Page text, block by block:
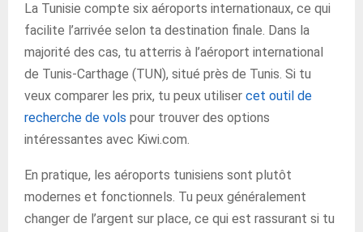
La Tunisie compte six aéroports internationaux, ce qui
facilite l’arrivée selon ta destination finale. Dans la
majorité des cas, tu atterris à l’aéroport international
de Tunis-Carthage (TUN), situé près de Tunis. Si tu
veux comparer les prix, tu peux utiliser cet outil de
recherche de vols pour trouver des options
intéressantes avec Kiwi.com.
En pratique, les aéroports tunisiens sont plutôt
modernes et fonctionnels. Tu peux généralement
changer de l’argent sur place, ce qui est rassurant si tu